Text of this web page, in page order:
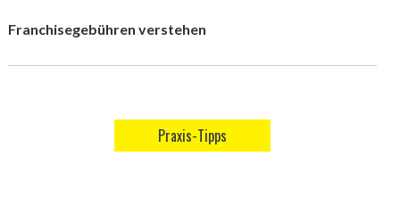
Franchisegebühren verstehen
Praxis-Tipps